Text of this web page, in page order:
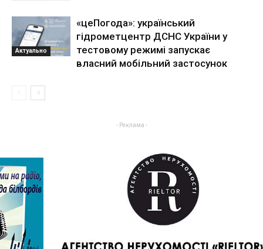
Актуально
«цеПогода»: український
гідрометцентр ДСНС України у
тестовому режимі запускає
власний мобільний застосунок
- Реклама -